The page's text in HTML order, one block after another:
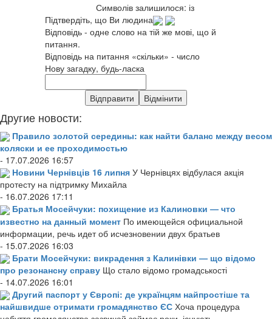
Символів залишилося: із
Підтвердіть, що Ви людина
Відповідь - одне слово на тій же мові, що й
питання.
Відповідь на питання «скільки» - число
Нову загадку, будь-ласка
Другие новости:
Правило золотой середины: как найти баланс между весом
коляски и ее проходимостью
- 17.07.2026 16:57
Новини Чернівців 16 липня У Чернівцях відбулася акція
протесту на підтримку Михайла
- 16.07.2026 17:11
Братья Мосейчуки: похищение из Калиновки — что
известно на данный момент По имеющейся официальной
информации, речь идет об исчезновении двух братьев
- 15.07.2026 16:03
Брати Мосейчуки: викрадення з Калинівки — що відомо
про резонансну справу Що стало відомо громадськості
- 14.07.2026 16:01
Другий паспорт у Європі: де українцям найпростіше та
найшвидше отримати громадянство ЄС Хоча процедура